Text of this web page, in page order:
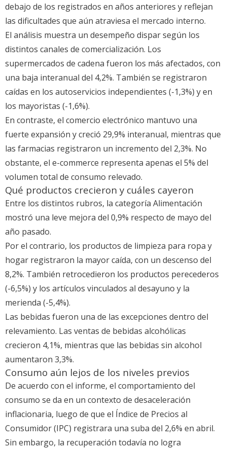
debajo de los registrados en años anteriores y reflejan
las dificultades que aún atraviesa el mercado interno.
El análisis muestra un desempeño dispar según los
distintos canales de comercialización. Los
supermercados de cadena fueron los más afectados, con
una baja interanual del 4,2%. También se registraron
caídas en los autoservicios independientes (-1,3%) y en
los mayoristas (-1,6%).
En contraste, el comercio electrónico mantuvo una
fuerte expansión y creció 29,9% interanual, mientras que
las farmacias registraron un incremento del 2,3%. No
obstante, el e-commerce representa apenas el 5% del
volumen total de consumo relevado.
Qué productos crecieron y cuáles cayeron
Entre los distintos rubros, la categoría Alimentación
mostró una leve mejora del 0,9% respecto de mayo del
año pasado.
Por el contrario, los productos de limpieza para ropa y
hogar registraron la mayor caída, con un descenso del
8,2%. También retrocedieron los productos perecederos
(-6,5%) y los artículos vinculados al desayuno y la
merienda (-5,4%).
Las bebidas fueron una de las excepciones dentro del
relevamiento. Las ventas de bebidas alcohólicas
crecieron 4,1%, mientras que las bebidas sin alcohol
aumentaron 3,3%.
Consumo aún lejos de los niveles previos
De acuerdo con el informe, el comportamiento del
consumo se da en un contexto de desaceleración
inflacionaria, luego de que el Índice de Precios al
Consumidor (IPC) registrara una suba del 2,6% en abril.
Sin embargo, la recuperación todavía no logra